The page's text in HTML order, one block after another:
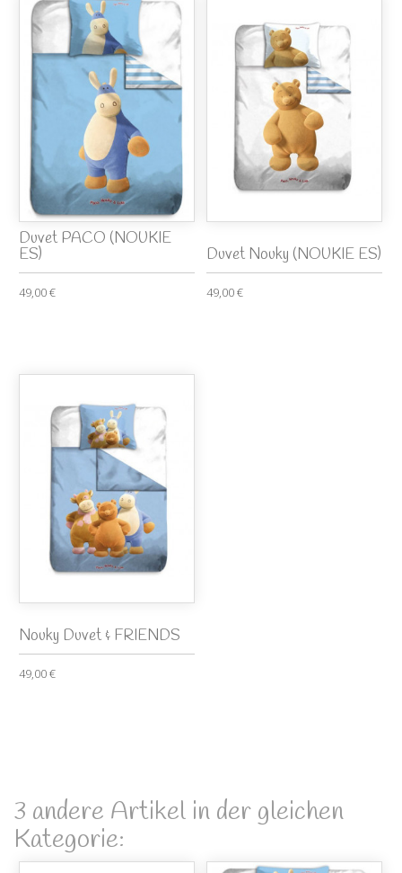
Duvet PACO (NOUKIE
ES)
49,00 €
Duvet Nouky (NOUKIE ES)
49,00 €
Nouky Duvet & FRIENDS
49,00 €
3 andere Artikel in der gleichen
Kategorie: